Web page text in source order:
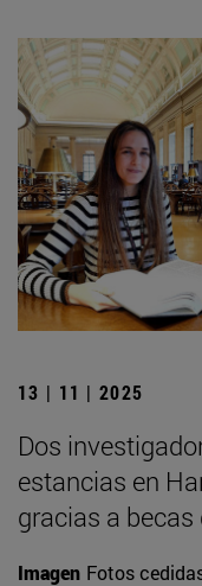
13 | 11 | 2025
Dos
estancias en
gracias a
Imagen Fotos